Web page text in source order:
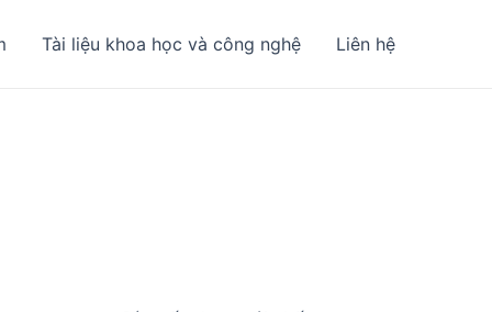
Tài liệu khoa học và công nghệ Liên hệ